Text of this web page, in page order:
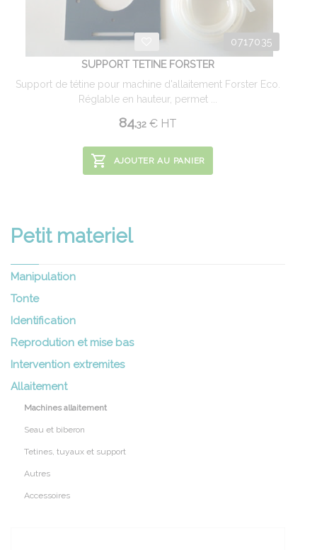
0717035
SUPPORT TETINE FORSTER
Support de tétine pour machine d'allaitement Forster Eco.
Réglable en hauteur, permet ...
84.32 € HT
AJOUTER AU PANIER
Petit materiel
Manipulation
Tonte
Identification
Reprodution et mise bas
Intervention extremites
Allaitement
Machines allaitement
Seau et biberon
Tetines, tuyaux et support
Autres
Accessoires